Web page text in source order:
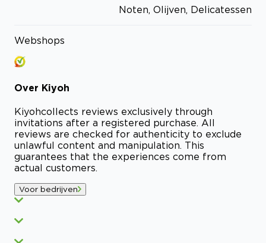
Noten, Olijven, Delicatessen
Webshops
Over Kiyoh
Kiyohcollects reviews exclusively through
invitations after a registered purchase. All
reviews are checked for authenticity to exclude
unlawful content and manipulation. This
guarantees that the experiences come from
actual customers.
Voor bedrijven